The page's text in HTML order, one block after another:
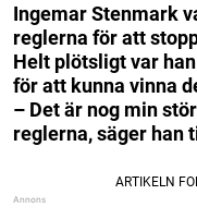
Ingemar Stenmark
reglerna för att
Helt plötsligt var
för att kunna vinna
– Det är nog min
reglerna, säger han